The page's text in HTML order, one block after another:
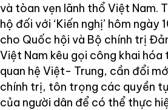
và tòan vẹn lãnh thổ Việt Nam.
hộ đối với ‘Kiến nghị’ hôm ngày
cho Quốc hội và Bộ chính trị
Việt Nam kêu gọi công khai
quan hệ Việt- Trung, cần đổi
chính trị, tôn trọng các quyền
của người dân để có thể thực